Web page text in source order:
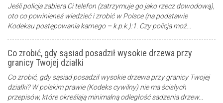
Jeśli policja zabiera Ci telefon (zatrzymuje go jako rzecz dowodową),
oto co powinieneś wiedzieć i zrobić w Polsce (na podstawie
Kodeksu postępowania karnego – k.p.k.):1. Czy policja moż…
Co zrobić, gdy sąsiad posadził wysokie drzewa przy
granicy Twojej działki
Co zrobić, gdy sąsiad posadził wysokie drzewa przy granicy Twojej
działki? W polskim prawie (Kodeks cywilny) nie ma ścisłych
przepisów, które określają minimalną odległość sadzenia drzew…